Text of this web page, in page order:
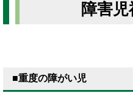
障害
■重度の障がい児